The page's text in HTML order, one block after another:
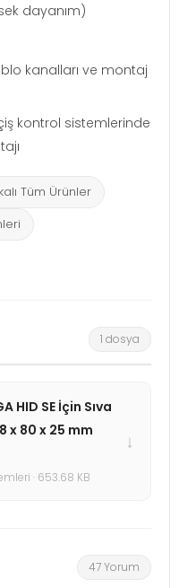
dayanım)
kanalları ve montaj
kontrol sistemlerinde
Tüm Ürünler
1 dosya
HID SE İçin Sıva
x 80 x 25 mm
· 653.68 KB
↓
47 Yorum